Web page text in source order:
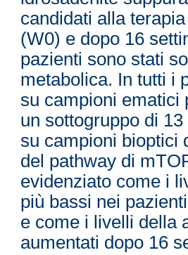
candidati alla
(W0) e dopo 16
pazienti sono stati
metabolica. In tutti i
su campioni ematici
un sottogruppo di
su campioni bioptici
del pathway di
evidenziato come i
più bassi nei
e come i livelli della
aumentati dopo 16